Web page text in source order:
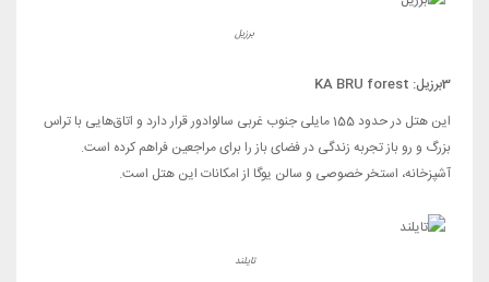
برزیل
3برزیل: KA BRU forest
این هتل در حدود 155 مایلی جنوب غربی سالوادور قرار دارد و اتاق‌هایی با تراس
بزرگ و رو باز تجربه زندگی در فضای باز را برای مراجعین فراهم کرده است.
آشپزخانه، استخر خصوصی و سالن یوگا از امکانات این هتل است.
تایلند